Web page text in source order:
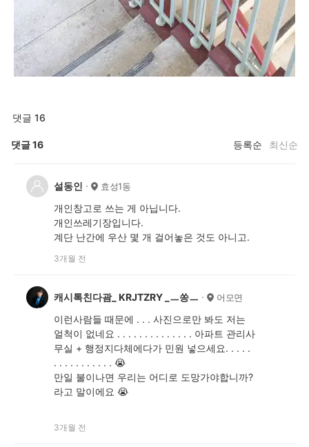
댓글 16
댓글16 등록순 최신순
설동인 효성1동
개인창고로 쓰는 게 아닙니다.
개인쓰레기장입니다.
계단 난간에 우산 몇 개 걸어놓은 것도 아니고.
3개월 전
캐시톡친다괌_ KRJTZRY _ㅡ쏭ㅡ 어모면
이런사람들 때문에 . . . 사진으로만 봐도 저는
얼척이 없네요 . . . . . . . . . . . . . . 아파트 관리사
무실 + 행정지다체에다가 민원 넣으세요. . . . .
. . . . . . . . . . . 😭
만일 불이나면 우리는 어디로 도망가야합니까?
라고 말이에요 😭
3개월 전